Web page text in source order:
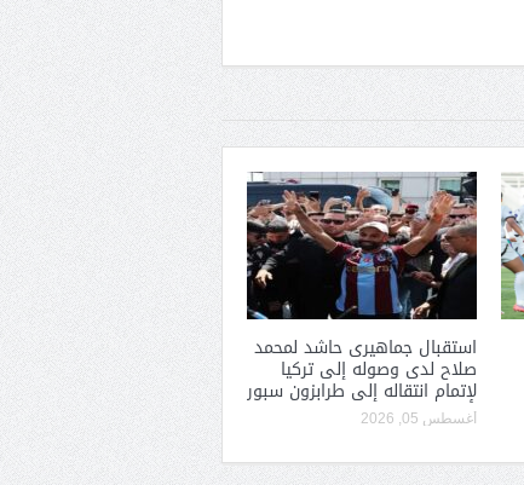
استقبال جماهيرى حاشد لمحمد
صلاح لدى وصوله إلى تركيا
لإتمام انتقاله إلى طرابزون سبور
أغسطس 05, 2026